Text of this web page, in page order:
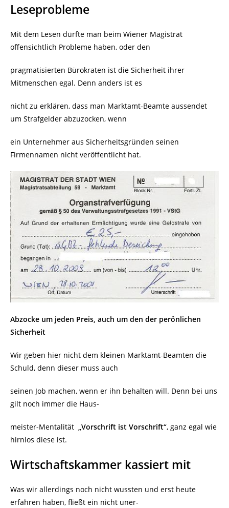
Leseprobleme
Mit dem Lesen dürfte man beim Wiener Magistrat
offensichtlich Probleme haben, oder den
pragmatisierten Bürokraten ist die Sicherheit ihrer
Mitmenschen egal. Denn anders ist es
nicht zu erklären, dass man Marktamt-Beamte aussendet
um Strafgelder abzuzocken, wenn
ein Unternehmer aus Sicherheitsgründen seinen
Firmennamen nicht veröffentlicht hat.
Abzocke um jeden Preis, auch um den der perönlichen
Sicherheit
Wir geben hier nicht dem kleinen Marktamt-Beamten die
Schuld, denn dieser muss auch
seinen Job machen, wenn er ihn behalten will. Denn bei uns
gilt noch immer die Haus-
meister-Mentalität „Vorschrift ist Vorschrift“, ganz egal wie
hirnlos diese ist.
Wirtschaftskammer kassiert mit
Was wir allerdings noch nicht wussten und erst heute
erfahren haben, fließt ein nicht uner-